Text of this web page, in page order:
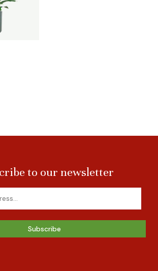
to our newsletter
Subscribe